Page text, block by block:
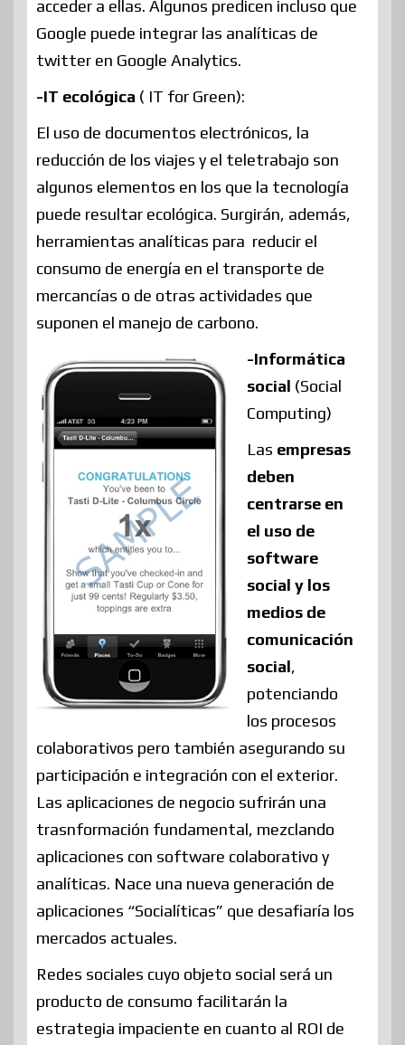
acceder a ellas. Algunos predicen incluso que
Google puede integrar las analíticas de
twitter en Google Analytics.
-IT ecológica ( IT for Green):
El uso de documentos electrónicos, la
reducción de los viajes y el teletrabajo son
algunos elementos en los que la tecnología
puede resultar ecológica. Surgirán, además,
herramientas analíticas para reducir el
consumo de energía en el transporte de
mercancías o de otras actividades que
suponen el manejo de carbono.
-Informática
social (Social
Computing)
Las empresas
deben
centrarse en
el uso de
software
social y los
medios de
comunicación
social,
potenciando
los procesos
colaborativos pero también asegurando su
participación e integración con el exterior.
Las aplicaciones de negocio sufrirán una
trasnformación fundamental, mezclando
aplicaciones con software colaborativo y
analíticas. Nace una nueva generación de
aplicaciones “Socialíticas” que desafiaría los
mercados actuales.
Redes sociales cuyo objeto social será un
producto de consumo facilitarán la
estrategia impaciente en cuanto al ROI de